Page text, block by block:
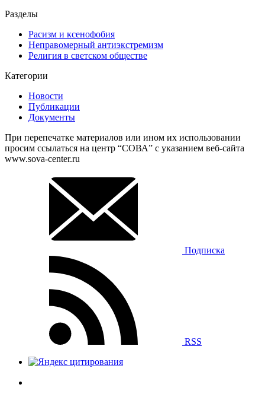
Разделы
Расизм и ксенофобия
Неправомерный антиэкстремизм
Религия в светском обществе
Категории
Новости
Публикации
Документы
При перепечатке материалов или ином их использовании
просим ссылаться на центр “СОВА” с указанием веб-сайта
www.sova-center.ru
Подписка
RSS